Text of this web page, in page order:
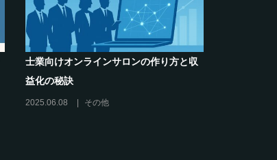
士業向けオンラインサロンの作り方と収
益化の秘訣
2025.06.08 その他